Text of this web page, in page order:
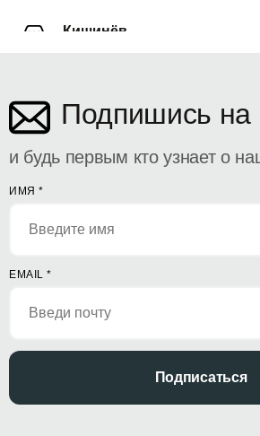
Кишинёв
Подпишись на
и будь первым кто узнает о
ИМЯ *
EMAIL *
Подписаться